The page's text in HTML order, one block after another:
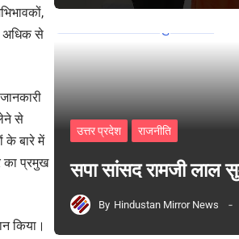
अधिक से
से
के बारे में
का प्रमुख
किया।
उत्तर प्रदेश राजनीति
सपा सांसद रामजी लाल
By Hindustan Mirror News